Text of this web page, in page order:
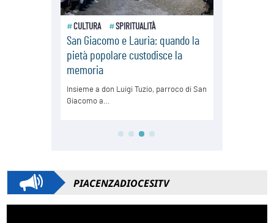
PIACENZADIOCESITV